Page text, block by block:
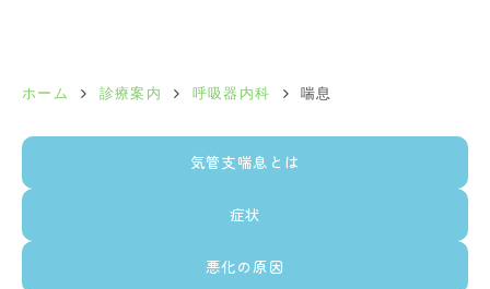
ホーム 診療案内 呼吸器内科 喘息
気管支喘息とは
症状
悪化の原因